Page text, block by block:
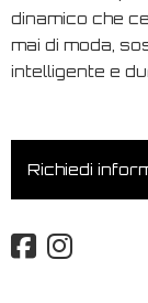
dinamico che
mai di moda,
intelligente e
Richiedi